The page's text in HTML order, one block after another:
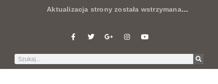
Aktualizacja strony została wstrzymana…